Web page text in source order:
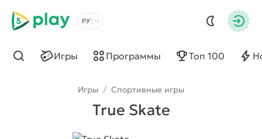
5play
Выбрать язык
Игры Программы Топ 100
Найти
Игры / Спортивные игры
True Skate